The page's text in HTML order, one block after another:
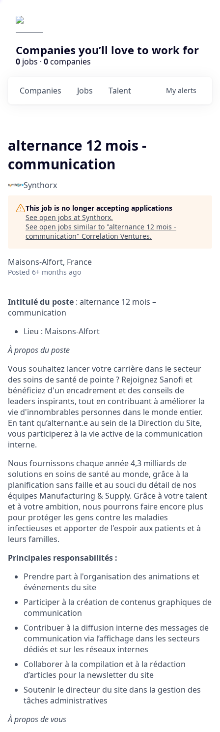
Companies you’ll love to work for
0 jobs · 0companies
Jobs
Companies Talent My alerts
alternance 12 mois -
communication
Synthorx
This job is no longer accepting applications
See open jobs at Synthorx.
See open jobs similar to "alternance 12 mois -
communication" Correlation Ventures.
Maisons-Alfort, France
Posted 6+ months ago
Intitulé du poste : alternance 12 mois –
communication
Lieu : Maisons-Alfort
À propos du poste
Vous souhaitez lancer votre carrière dans le secteur
des soins de santé de pointe ? Rejoignez Sanofi et
bénéficiez d'un encadrement et des conseils de
leaders inspirants, tout en contribuant à améliorer la
vie d'innombrables personnes dans le monde entier.
En tant qu’alternant.e au sein de la Direction du Site,
vous participerez à la vie active de la communication
interne.
Nous fournissons chaque année 4,3 milliards de
solutions en soins de santé au monde, grâce à la
planification sans faille et au souci du détail de nos
équipes Manufacturing & Supply. Grâce à votre talent
et à votre ambition, nous pourrons faire encore plus
pour protéger les gens contre les maladies
infectieuses et apporter de l'espoir aux patients et à
leurs familles.
Principales responsabilités :
Prendre part à l'organisation des animations et
événements du site
Participer à la création de contenus graphiques de
communication
Contribuer à la diffusion interne des messages de
communication via l’affichage dans les secteurs
dédiés et sur les réseaux internes
Collaborer à la compilation et à la rédaction
d’articles pour la newsletter du site
Soutenir le directeur du site dans la gestion des
tâches administratives
À propos de vous